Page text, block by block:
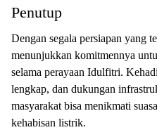
Penutup
Dengan segala persiapan yang
menunjukkan komitmennya
selama perayaan Idulfitri.
lengkap, dan dukungan
masyarakat bisa menikmati
kehabisan listrik.